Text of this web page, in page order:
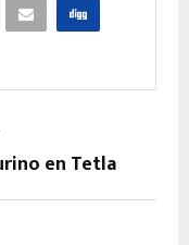
en Tetla